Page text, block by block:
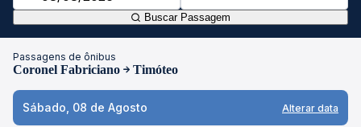
Buscar Passagem
Passagens de ônibus
Coronel Fabriciano Timóteo
Sábado, 08 de Agosto Alterar data